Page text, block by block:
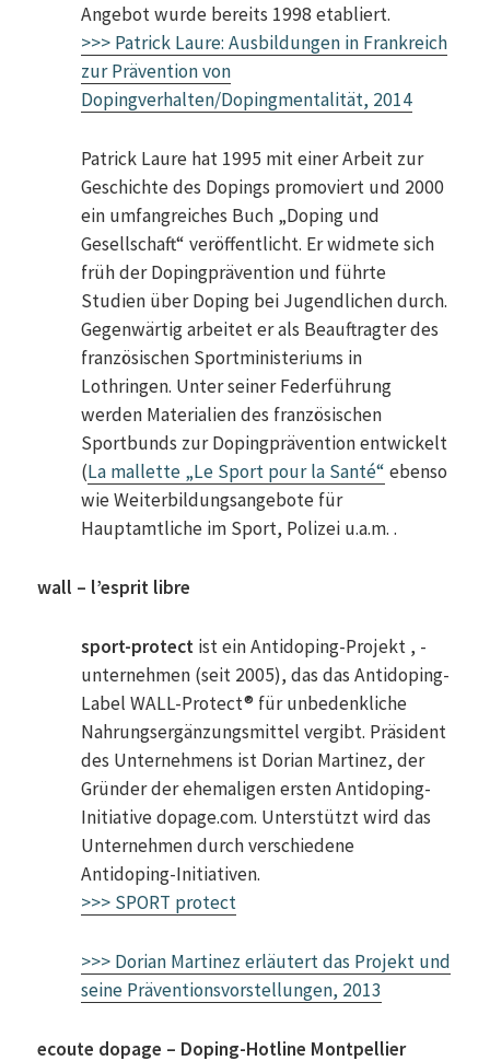
Angebot wurde bereits 1998 etabliert.
>>> Patrick Laure: Ausbildungen in Frankreich
zur Prävention von
Dopingverhalten/Dopingmentalität, 2014
Patrick Laure hat 1995 mit einer Arbeit zur
Geschichte des Dopings promoviert und 2000
ein umfangreiches Buch „Doping und
Gesellschaft“ veröffentlicht. Er widmete sich
früh der Dopingprävention und führte
Studien über Doping bei Jugendlichen durch.
Gegenwärtig arbeitet er als Beauftragter des
französischen Sportministeriums in
Lothringen. Unter seiner Federführung
werden Materialien des französischen
Sportbunds zur Dopingprävention entwickelt
(La mallette „Le Sport pour la Santé“ ebenso
wie Weiterbildungsangebote für
Hauptamtliche im Sport, Polizei u.a.m. .
wall – l’esprit libre
sport-protect ist ein Antidoping-Projekt , -
unternehmen (seit 2005), das das Antidoping-
Label WALL-Protect® für unbedenkliche
Nahrungsergänzungsmittel vergibt. Präsident
des Unternehmens ist Dorian Martinez, der
Gründer der ehemaligen ersten Antidoping-
Initiative dopage.com. Unterstützt wird das
Unternehmen durch verschiedene
Antidoping-Initiativen.
>>> SPORT protect
>>> Dorian Martinez erläutert das Projekt und
seine Präventionsvorstellungen, 2013
ecoute dopage – Doping-Hotline Montpellier